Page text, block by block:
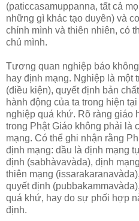
(paticcasamuppanna, tất cả
những gì khác tạo duyên) và
chính mình và thiên nhiên, có
chủ mình.
Tương quan nghiệp báo
hay định mạng. Nghiệp là một
(điều kiện), quyết định bản
hành động của ta trong hiện
nghiệp quá khứ. Rõ ràng giáo
trong Phật Giáo không phải là
mạng. Có thể ghi nhận rằng
định mạng: dầu là định mạng
định (sabhàvavàda), định
thiên mạng
quyết định
quá khứ, hay do sự phối hợp
định.